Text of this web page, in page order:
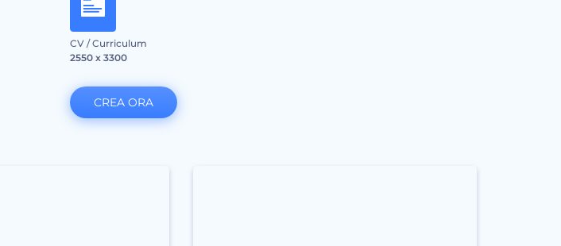
CV / Curriculum
2550 x 3300
CREA ORA